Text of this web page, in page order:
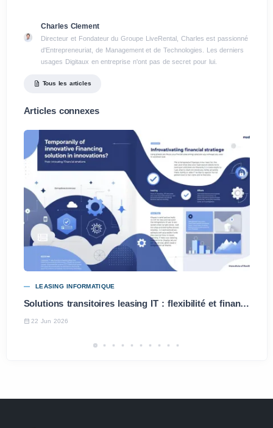
Charles Clement
Directeur et Fondateur du Groupe LiveRental, Charles est passionné
d'Entrepreneuriat, de Management et de Technologies. Les derniers
usages Digitaux en entreprise n'ont pas de secret pour lui.
Tous les articles
Articles connexes
LEASING INFORMATIQUE
Solutions transitoires leasing IT : flexibilité et financement rapide pour entreprises
22 Jun 2026